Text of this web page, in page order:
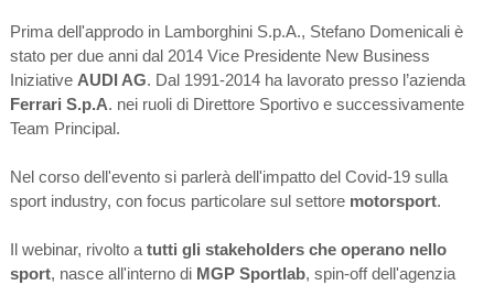
Prima dell'approdo in Lamborghini S.p.A., Stefano Domenicali è
stato per due anni dal 2014 Vice Presidente New Business
Iniziative AUDI AG. Dal 1991-2014 ha lavorato presso l’azienda
Ferrari S.p.A. nei ruoli di Direttore Sportivo e successivamente
Team Principal.
Nel corso dell'evento si parlerà dell'impatto del Covid-19 sulla
sport industry, con focus particolare sul settore motorsport.
Il webinar, rivolto a tutti gli stakeholders che operano nello
sport, nasce all'interno di MGP Sportlab, spin-off dell'agenzia